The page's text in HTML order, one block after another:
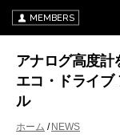
MEMBERS
アナログ高度計
エコ・ドライブ
ル
ホーム NEWS